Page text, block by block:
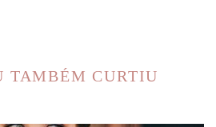
TAMBÉM CURTIU